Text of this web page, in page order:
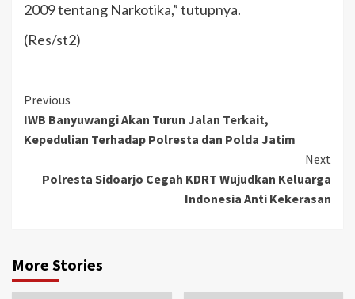
2009 tentang Narkotika,” tutupnya.
(Res/st2)
Previous
IWB Banyuwangi Akan Turun Jalan Terkait,
Kepedulian Terhadap Polresta dan Polda Jatim
Next
Polresta Sidoarjo Cegah KDRT Wujudkan Keluarga
Indonesia Anti Kekerasan
More Stories